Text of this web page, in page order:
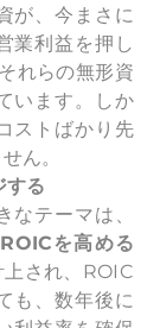
が、今まさに
業利益を押し
れらの無形資
います。しか
ストばかり先
ん。
する
テーマは、
を高める
上され、ROIC
も、数年後に